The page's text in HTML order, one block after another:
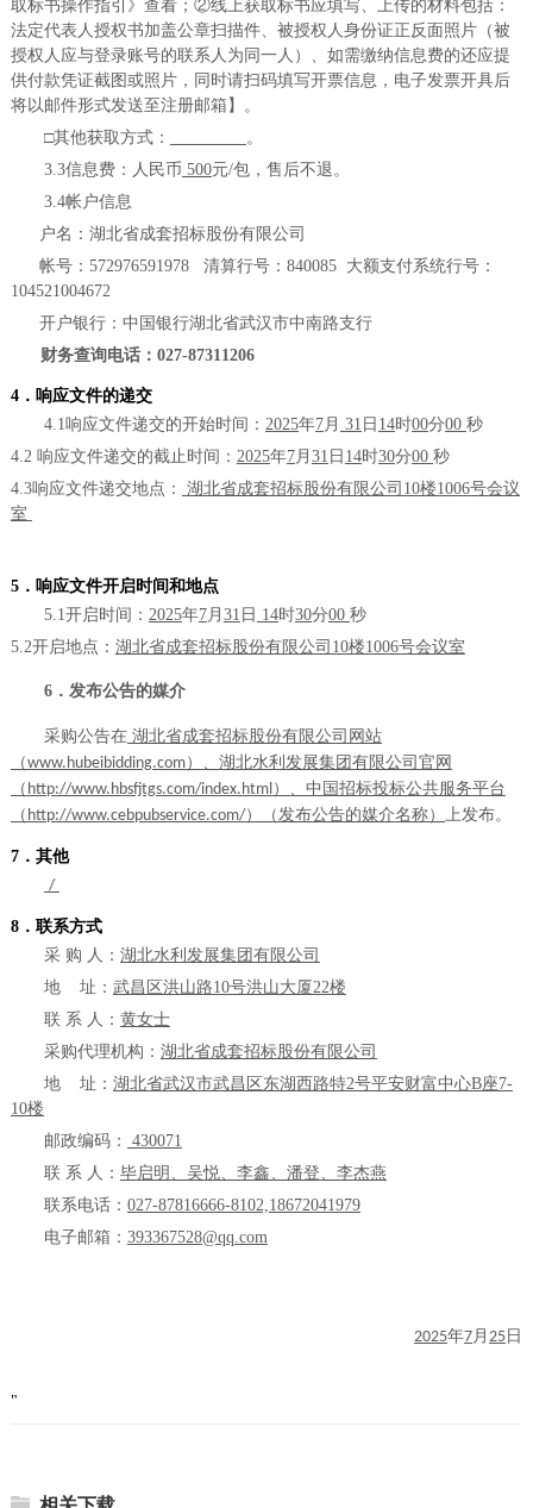
取标书操作指引》查看； ②线上获取标书应填写、上传的材料包括：
法定代表人授权书加盖公章扫描件、被授权人身份证正反面照片（被
授权人应与登录账号的联系人为同一人）、如需缴纳信息费的还应提
供付款凭证截图或照片，同时请扫码填写开票信息，电子发票开具后
将以邮件形式发送至注册邮箱】。
□其他获取方式：
。
3.3信息费：人民币 500元/包，售后不退。
3.4帐户信息
户名：湖北省成套招标股份有限公司
帐号： 572976591978 清算行号：840085 大额支付系统行号：
104521004672
开户银行：中国银行湖北省武汉市中南路支行
财务查询电话： 027-87311206
4．响应文件的递交
4.1响应文件递交的开始时间： 2025年7月 31 日 14时00分00 秒
4.2 响应文件递交的截止时间： 2025年7月 31 日 14时30分00 秒
4.3响应文件递交地点 ： 湖北省成套招标股份有限公司 10楼1006号会议
室
5．响应文件开启时间和地点
5.1开启时间 ： 2025年7月 31 日 14时30分00 秒
5.2开启地点： 湖北省成套招标股份有限公司 10楼1006号会议室
6．发布公告的媒介
采购公告在 湖北省成套招标股份有限公司网站
（www.hubeibidding.com） 、湖北水利发展集团有限公司官网
（ http://www.hbsfjtgs.com/index.html）、中国招标投标公共服务平台
（ http://www.cebpubservice.com/） （发布公告的媒介名称） 上发布。
7．其他
/
8．联系方式
采 购 人： 湖北水利发展集团有限公司
地
址： 武昌区洪山路10号洪山大厦22楼
联 系 人： 黄女士
采购代理机构： 湖北省成套招标股份有限公司
地
址： 湖北省武汉市武昌区东湖西路特2号平安财富中心B座7-
10楼
邮政编码：
430071
联 系 人： 毕启明、吴悦、李鑫、潘登、李杰燕
联系电话： 027-87816666-8102,18672041979
电子邮箱： 393367528@qq.com
2025年7月25 日
"